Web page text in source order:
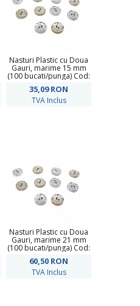
Nasturi Plastic cu Doua
Gauri, marime 15 mm
(100 bucati/punga) Cod:
35,09RON
TVA Inclus
Nasturi Plastic cu Doua
Gauri, marime 21 mm
(100 bucati/punga) Cod:
60,50 RON
TVA Inclus